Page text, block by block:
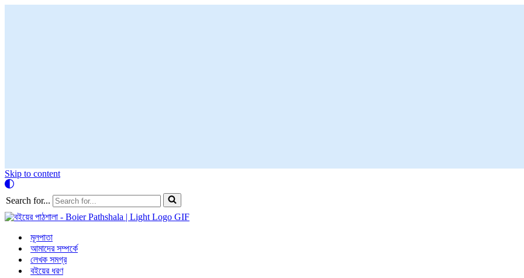
Skip to content
Search for...
মূলপাতা
আমাদের সম্পর্কে
লেখক সমগ্র
বইয়ের ধরণ